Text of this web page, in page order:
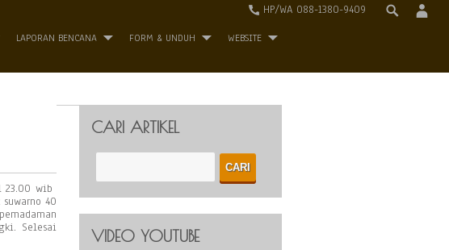
HP/WA 088-1380-9409
LAPORAN BENCANA FORM & UNDUH WEBSITE
23.00 wib
40
Selesai
CARI ARTIKEL
VIDEO YOUTUBE